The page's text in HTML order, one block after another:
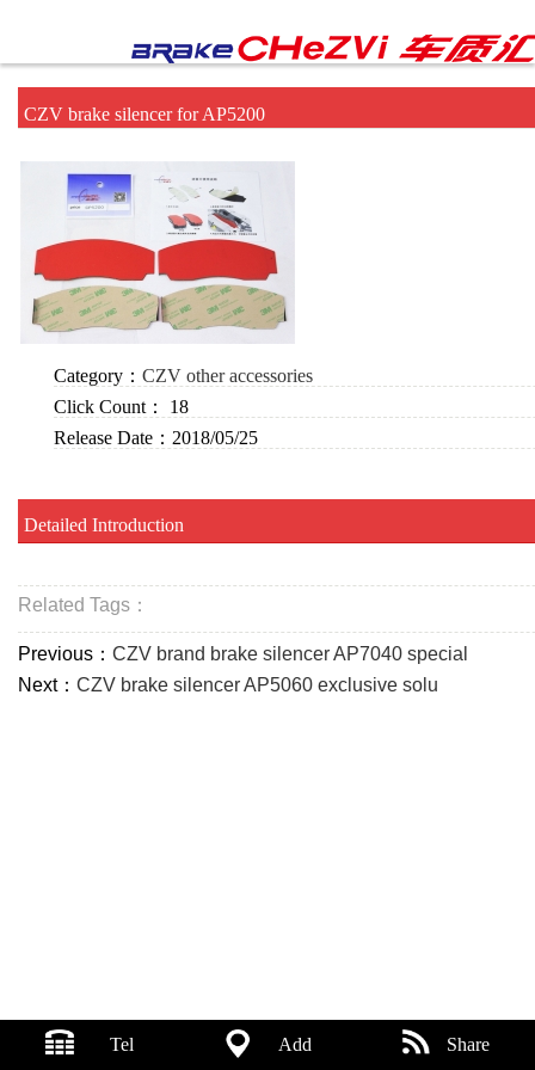
CZV brake silencer for AP5200
Category： CZV other accessories
Click Count：
18
Release Date： 2018/05/25
Detailed Introduction
Related Tags：
Previous： CZV brand brake silencer AP7040 special
Next： CZV brake silencer AP5060 exclusive solu
Tel Add Share